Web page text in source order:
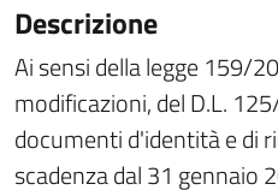
Descrizione
Ai sensi della legge 159/
modificazioni, del D.L.
documenti d'identità e di
scadenza dal 31 gennaio